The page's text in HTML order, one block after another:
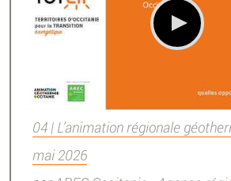
04 | L’animation régionale
mai 2026